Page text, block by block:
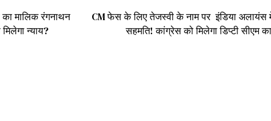
मालिक रंगनाथन
न्याय?
CM फेस के लिए तेजस्वी के नाम पर इंडिया अलायंस
सहमति! कांग्रेस को मिलेगा डिप्टी सीएम